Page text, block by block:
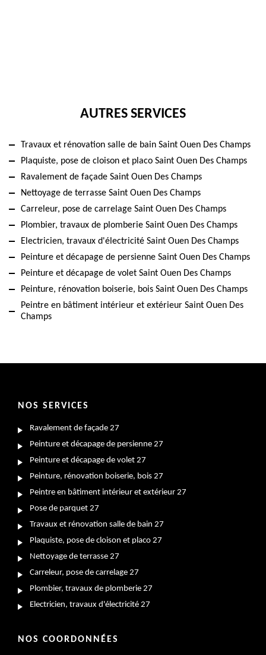
AUTRES SERVICES
Travaux et rénovation salle de bain Saint Ouen Des Champs
Plaquiste, pose de cloison et placo Saint Ouen Des Champs
Ravalement de façade Saint Ouen Des Champs
Nettoyage de terrasse Saint Ouen Des Champs
Carreleur, pose de carrelage Saint Ouen Des Champs
Plombier, travaux de plomberie Saint Ouen Des Champs
Electricien, travaux d'électricité Saint Ouen Des Champs
Peinture et décapage de persienne Saint Ouen Des Champs
Peinture et décapage de volet Saint Ouen Des Champs
Peinture, rénovation boiserie, bois Saint Ouen Des Champs
Peintre en bâtiment intérieur et extérieur Saint Ouen Des
Champs
NOS SERVICES
Ravalement de façade 27
Peinture et décapage de persienne 27
Peinture et décapage de volet 27
Peinture, rénovation boiserie, bois 27
Peintre en bâtiment intérieur et extérieur 27
Pose de parquet 27
Travaux et rénovation salle de bain 27
Plaquiste, pose de cloison et placo 27
Nettoyage de terrasse 27
Carreleur, pose de carrelage 27
Plombier, travaux de plomberie 27
Electricien, travaux d'électricité 27
NOS COORDONNÉES